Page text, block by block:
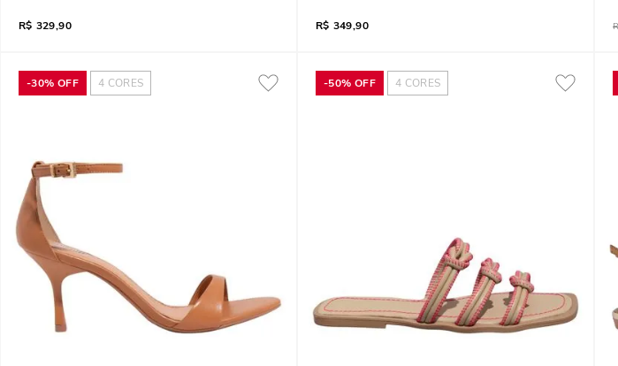
R$ 329,90 R$ 349,90
-30% OFF 4 CORES -50% OFF 4 CORES